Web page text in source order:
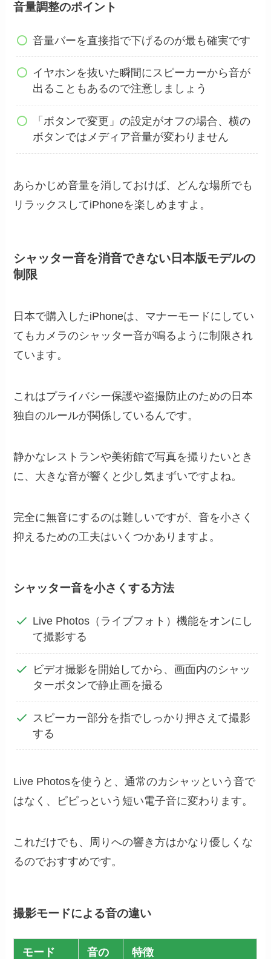
音量調整のポイント
音量バーを直接指で下げるのが最も確実です
イヤホンを抜いた瞬間にスピーカーから音が
出ることもあるので注意しましょう
「ボタンで変更」の設定がオフの場合、横の
ボタンではメディア音量が変わりません
あらかじめ音量を消しておけば、どんな場所でも
リラックスしてiPhoneを楽しめますよ。
シャッター音を消音できない日本版モデルの
制限
日本で購入したiPhoneは、マナーモードにしてい
てもカメラのシャッター音が鳴るように制限され
ています。
これはプライバシー保護や盗撮防止のための日本
独自のルールが関係しているんです。
静かなレストランや美術館で写真を撮りたいとき
に、大きな音が響くと少し気まずいですよね。
完全に無音にするのは難しいですが、音を小さく
抑えるための工夫はいくつかありますよ。
シャッター音を小さくする方法
Live Photos（ライブフォト）機能をオンにし
て撮影する
ビデオ撮影を開始してから、画面内のシャッ
ターボタンで静止画を撮る
スピーカー部分を指でしっかり押さえて撮影
する
Live Photosを使うと、通常のカシャッという音で
はなく、ピピっという短い電子音に変わります。
これだけでも、周りへの響き方はかなり優しくな
るのでおすすめです。
撮影モードによる音の違い
モード 音の 特徴